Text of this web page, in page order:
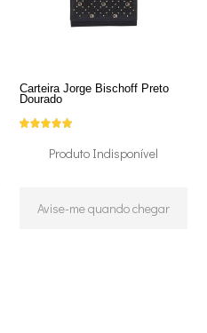
Carteira Jorge Bischoff Preto
Dourado
Produto Indisponível
Avise-me quando chegar